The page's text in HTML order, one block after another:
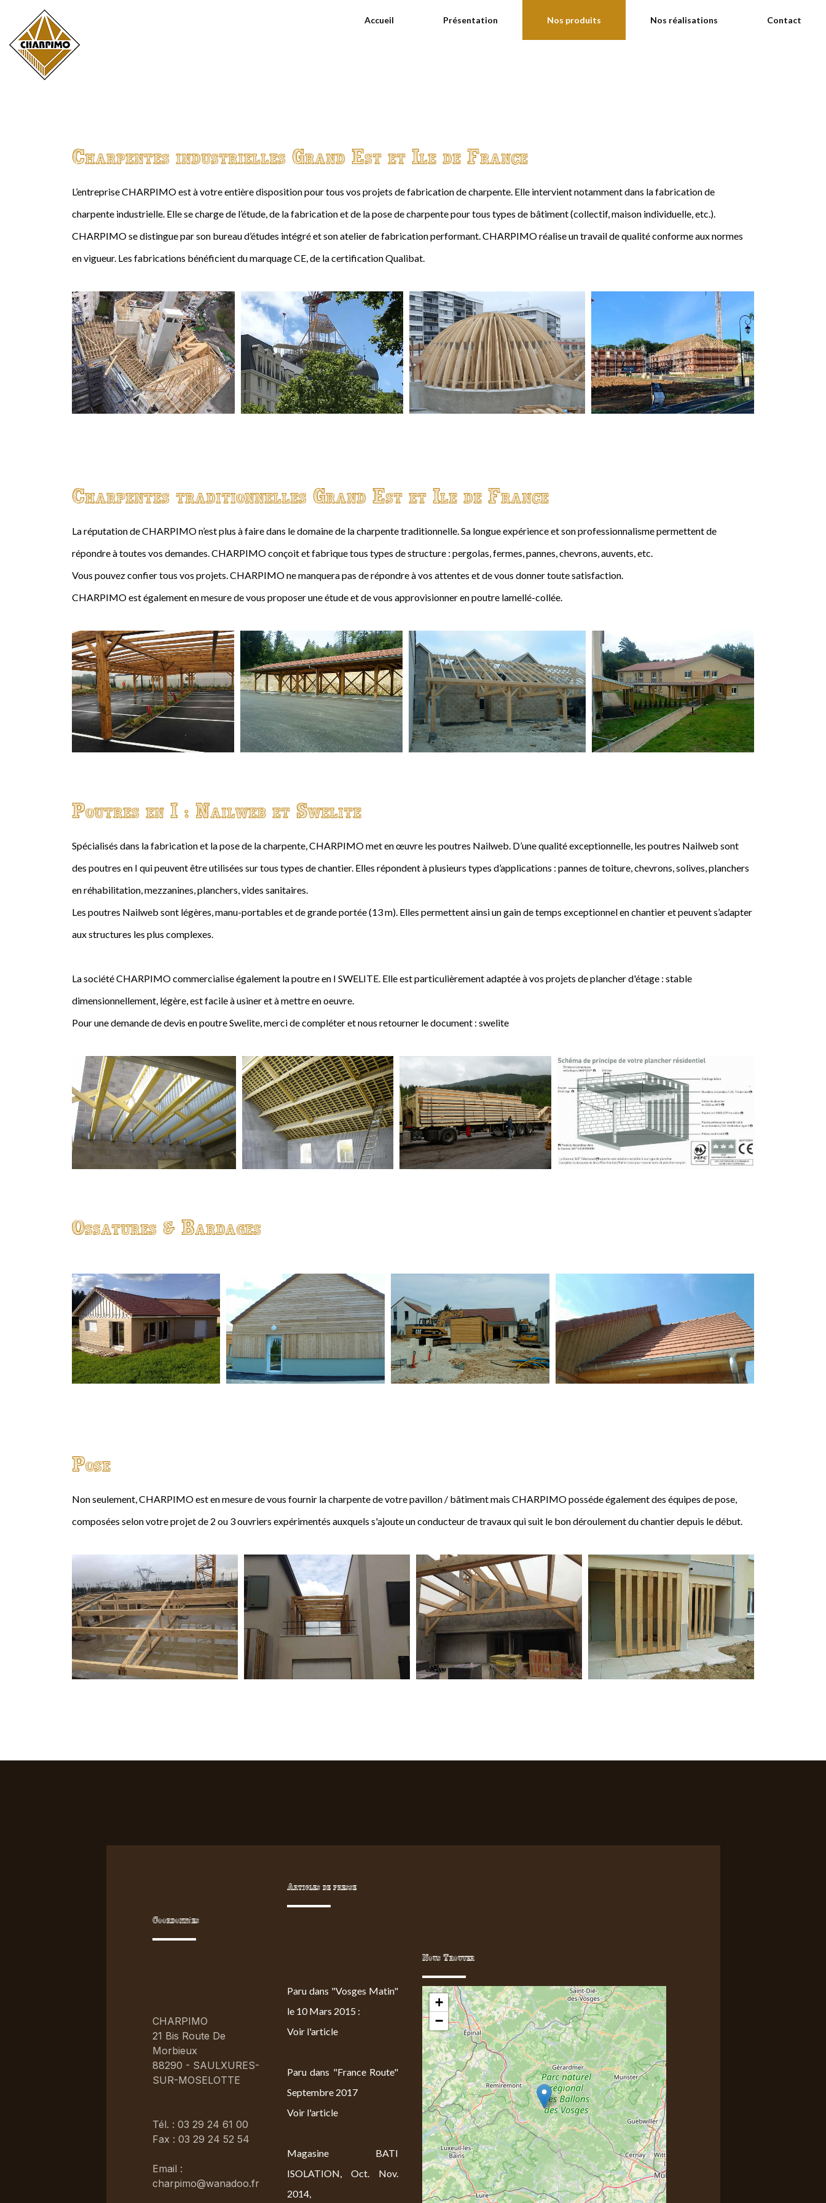
Accueil Présentation Nos produits Nos réalisations Contact
Charpentes industrielles Grand Est et Ile de France
L’entreprise CHARPIMO est à votre entière disposition pour tous vos projets de fabrication de charpente. Elle intervient notamment dans la fabrication de
charpente industrielle. Elle se charge de l’étude, de la fabrication et de la pose de charpente pour tous types de bâtiment (collectif, maison individuelle, etc.).
CHARPIMO se distingue par son bureau d’études intégré et son atelier de fabrication performant. CHARPIMO réalise un travail de qualité conforme aux normes
en vigueur. Les fabrications bénéficient du marquage CE, de la certification Qualibat.
Charpentes traditionnelles Grand Est et Ile de France
La réputation de CHARPIMO n’est plus à faire dans le domaine de la charpente traditionnelle. Sa longue expérience et son professionnalisme permettent de
répondre à toutes vos demandes. CHARPIMO conçoit et fabrique tous types de structure : pergolas, fermes, pannes, chevrons, auvents, etc.
Vous pouvez confier tous vos projets. CHARPIMO ne manquera pas de répondre à vos attentes et de vous donner toute satisfaction.
CHARPIMO est également en mesure de vous proposer une étude et de vous approvisionner en poutre lamellé-collée.
Poutres en I : Nailweb et Swelite
Spécialisés dans la fabrication et la pose de la charpente, CHARPIMO met en œuvre les poutres Nailweb. D’une qualité exceptionnelle, les poutres Nailweb sont
des poutres en I qui peuvent être utilisées sur tous types de chantier. Elles répondent à plusieurs types d’applications : pannes de toiture, chevrons, solives, planchers
en réhabilitation, mezzanines, planchers, vides sanitaires.
Les poutres Nailweb sont légères, manu-portables et de grande portée (13 m). Elles permettent ainsi un gain de temps exceptionnel en chantier et peuvent s’adapter
aux structures les plus complexes.
La société CHARPIMO commercialise également la poutre en I SWELITE. Elle est particulièrement adaptée à vos projets de plancher d'étage : stable
dimensionnellement, légère, est facile à usiner et à mettre en oeuvre.
Pour une demande de devis en poutre Swelite, merci de compléter et nous retourner le document : swelite
Ossatures & Bardages
Pose
Non seulement, CHARPIMO est en mesure de vous fournir la charpente de votre pavillon / bâtiment mais CHARPIMO posséde également des équipes de pose,
composées selon votre projet de 2 ou 3 ouvriers expérimentés auxquels s'ajoute un conducteur de travaux qui suit le bon déroulement du chantier depuis le début.
Coordonnées
CHARPIMO
21 Bis Route De
Morbieux
88290 - SAULXURES-
SUR-MOSELOTTE
Tél. : 03 29 24 61 00
Fax : 03 29 24 52 54
Email :
charpimo@wanadoo.fr
Articles de presse
Paru dans "Vosges Matin"
le 10 Mars 2015 :
Voir l'article
Paru dans "France Route"
Septembre 2017
Voir l'article
Magasine BATI
ISOLATION, Oct. Nov.
2014,
Nous Trouver
+
−